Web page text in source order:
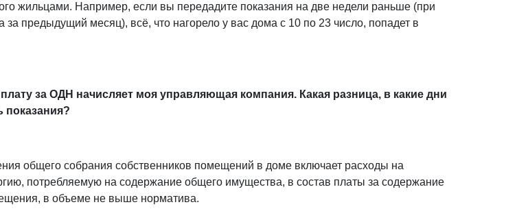
жильцами. Например, если вы передадите показания на две недели раньше (при
за предыдущий месяц), всё, что нагорело у вас дома с 10 по 23 число, попадет в
за ОДН начисляет моя управляющая компания. Какая разница, в какие дни
показания?
общего собрания собственников помещений в доме включает расходы на
потребляемую на содержание общего имущества, в состав платы за содержание
в объеме не выше норматива.